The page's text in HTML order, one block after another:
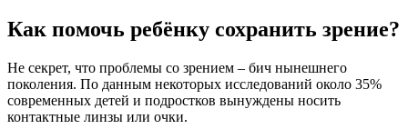
Как помочь ребёнку сохранить зрение?
Не секрет, что проблемы со зрением – бич нынешнего
поколения. По данным некоторых исследований около 35%
современных детей и подростков вынуждены носить
контактные линзы или очки.